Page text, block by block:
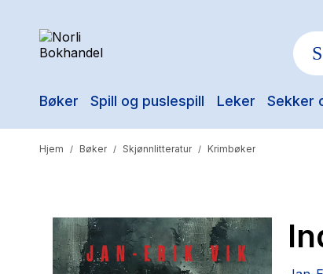
Bøker Spill og puslespill Leker Sekker
Hjem / Bøker / Skjønnlitteratur / Krimbøker